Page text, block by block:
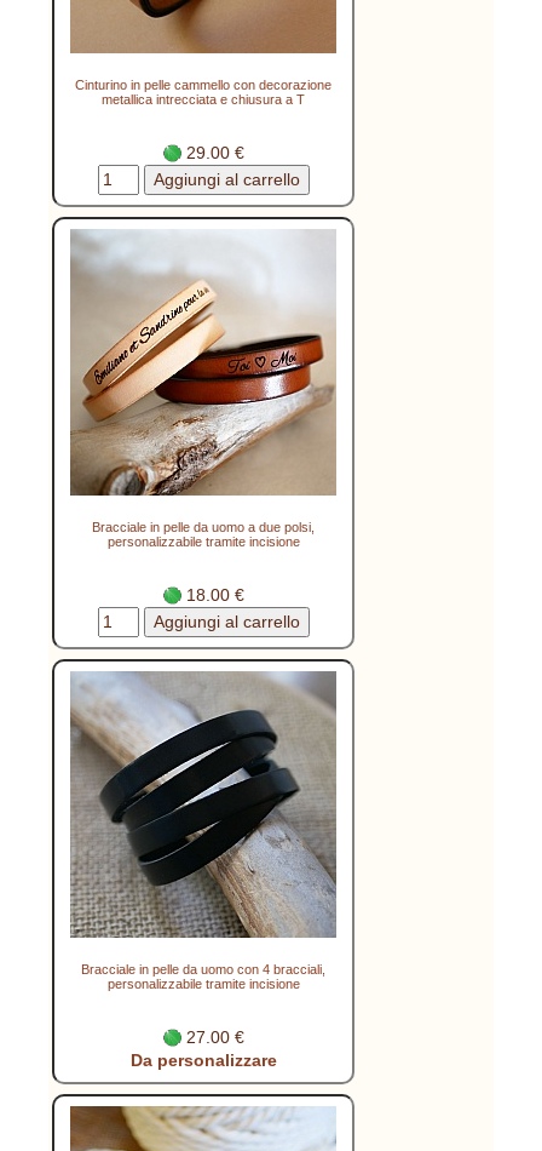
Cinturino in pelle cammello con decorazione
metallica intrecciata e chiusura a T
29.00 €
Bracciale in pelle da uomo a due polsi,
personalizzabile tramite incisione
18.00 €
Bracciale in pelle da uomo con 4 bracciali,
personalizzabile tramite incisione
27.00 €
Da personalizzare